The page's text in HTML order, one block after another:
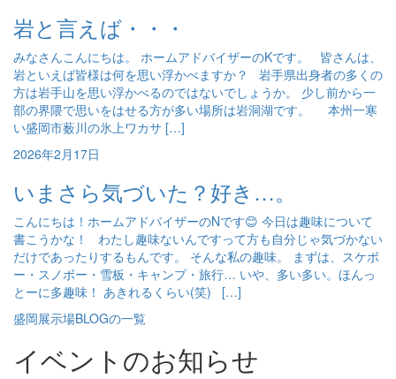
岩と言えば・・・
みなさんこんにちは。 ホームアドバイザーのKです。 皆さんは、
岩といえば皆様は何を思い浮かべますか？ 岩手県出身者の多くの
方は岩手山を思い浮かべるのではないでしょうか。 少し前から一
部の界隈で思いをはせる方が多い場所は岩洞湖です。 本州一寒
い盛岡市薮川の氷上ワカサ […]
2026年2月17日
いまさら気づいた？好き…。
こんにちは！ホームアドバイザーのNです😊 今日は趣味について
書こうかな！ わたし趣味ないんですって方も自分じゃ気づかない
だけであったりするもんです。 そんな私の趣味。 まずは、スケボ
ー・スノボー・雪板・キャンプ・旅行… いや、多い多い。ほんっ
とーに多趣味！ あきれるくらい(笑) […]
盛岡展示場BLOGの一覧
イベントのお知らせ